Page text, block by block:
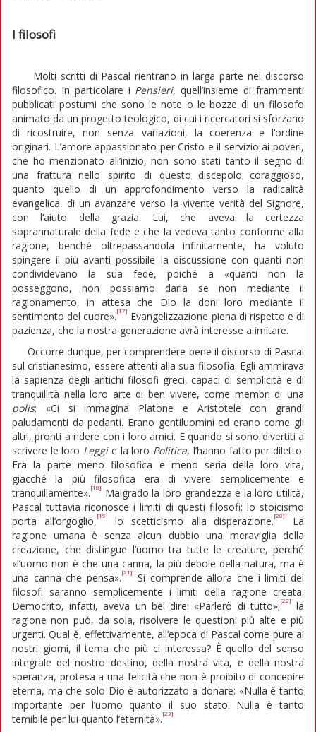
I filosofi
Molti scritti di Pascal rientrano in larga parte nel discorso
filosofico. In particolare i Pensieri, quell’insieme di frammenti
pubblicati postumi che sono le note o le bozze di un filosofo
animato da un progetto teologico, di cui i ricercatori si sforzano
di ricostruire, non senza variazioni, la coerenza e l’ordine
originari. L’amore appassionato per Cristo e il servizio ai poveri,
che ho menzionato all’inizio, non sono stati tanto il segno di
una frattura nello spirito di questo discepolo coraggioso,
quanto quello di un approfondimento verso la radicalità
evangelica, di un avanzare verso la vivente verità del Signore,
con l’aiuto della grazia. Lui, che aveva la certezza
soprannaturale della fede e che la vedeva tanto conforme alla
ragione, benché oltrepassandola infinitamente, ha voluto
spingere il più avanti possibile la discussione con quanti non
condividevano la sua fede, poiché a «quanti non la
posseggono, non possiamo darla se non mediante il
ragionamento, in attesa che Dio la doni loro mediante il
sentimento del cuore». [17] Evangelizzazione piena di rispetto e di
pazienza, che la nostra generazione avrà interesse a imitare.
Occorre dunque, per comprendere bene il discorso di Pascal
sul cristianesimo, essere attenti alla sua filosofia. Egli ammirava
la sapienza degli antichi filosofi greci, capaci di semplicità e di
tranquillità nella loro arte di ben vivere, come membri di una
polis: «Ci si immagina Platone e Aristotele con grandi
paludamenti da pedanti. Erano gentiluomini ed erano come gli
altri, pronti a ridere con i loro amici. E quando si sono divertiti a
scrivere le loro Leggie la loro Politica, l’hanno fatto per diletto.
Era la parte meno filosofica e meno seria della loro vita,
giacché la più filosofica era di vivere semplicemente e
tranquillamente». [18]
Malgrado la loro grandezza e la loro utilità,
Pascal tuttavia riconosce i limiti di questi filosofi: lo stoicismo
porta all’orgoglio, [19] lo scetticismo alla disperazione. [20]
La
ragione umana è senza alcun dubbio una meraviglia della
creazione, che distingue l’uomo tra tutte le creature, perché
«l’uomo non è che una canna, la più debole della natura, ma è
una canna che pensa». [21]
Si comprende allora che i limiti dei
filosofi saranno semplicemente i limiti della ragione creata.
Democrito, infatti, aveva un bel dire: «Parlerò di tutto»; [22]
la
ragione non può, da sola, risolvere le questioni più alte e più
urgenti. Qual è, effettivamente, all’epoca di Pascal come pure ai
nostri giorni, il tema che più ci interessa? È quello del senso
integrale del nostro destino, della nostra vita, e della nostra
speranza, protesa a una felicità che non è proibito di concepire
eterna, ma che solo Dio è autorizzato a donare: «Nulla è tanto
importante per l’uomo quanto il suo stato. Nulla è tanto
temibile per lui quanto l’eternità». [23]